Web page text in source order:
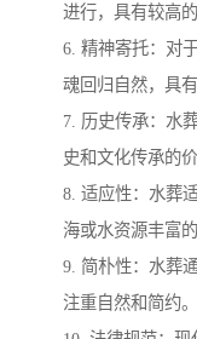
进行，具有较高的
6. 精神寄托：对
魂回归自然，具
7. 历史传承：水
史和文化传承的价
8. 适应性：水葬
海或水资源丰富
9. 简朴性：水葬
注重自然和简约。